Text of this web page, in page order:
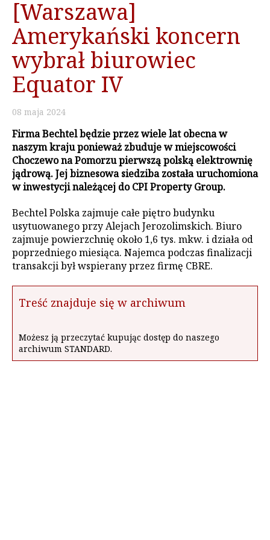
[Warszawa]
Amerykański koncern
wybrał biurowiec
Equator IV
08 maja 2024
Firma Bechtel będzie przez wiele lat obecna w
naszym kraju ponieważ zbuduje w miejscowości
Choczewo na Pomorzu pierwszą polską elektrownię
jądrową. Jej biznesowa siedziba została uruchomiona
w inwestycji należącej do CPI Property Group.
Bechtel Polska zajmuje całe piętro budynku
usytuowanego przy Alejach Jerozolimskich. Biuro
zajmuje powierzchnię około 1,6 tys. mkw. i działa od
poprzedniego miesiąca. Najemca podczas finalizacji
transakcji był wspierany przez firmę CBRE.
Treść znajduje się w archiwum
Możesz ją przeczytać kupując dostęp do naszego
archiwum STANDARD.